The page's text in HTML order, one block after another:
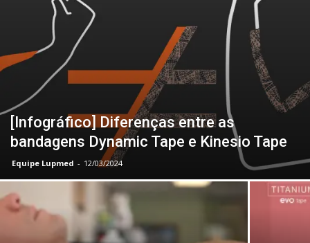
[Infográfico] Diferenças entre as
bandagens Dynamic Tape e Kinesio Tape
Equipe Lupmed - 12/03/2024